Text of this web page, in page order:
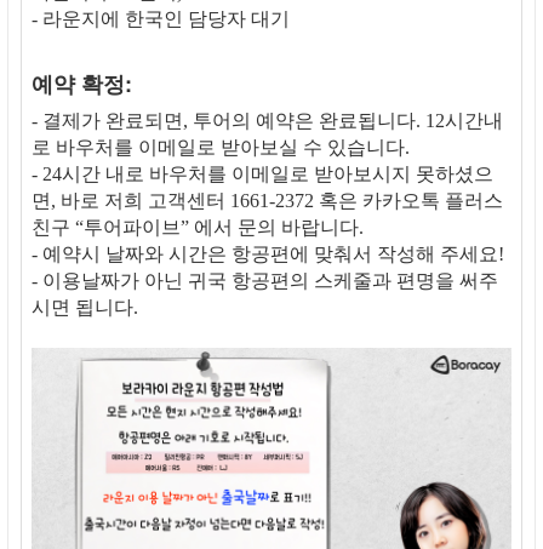
- 라운지에 한국인 담당자 대기
예약 확정:
- 결제가 완료되면, 투어의 예약은 완료됩니다. 12시간내
로 바우처를 이메일로 받아보실 수 있습니다.
- 24시간 내로 바우처를 이메일로 받아보시지 못하셨으
면, 바로 저희 고객센터 1661-2372 혹은 카카오톡 플러스
친구 “투어파이브” 에서 문의 바랍니다.
- 예약시 날짜와 시간은 항공편에 맞춰서 작성해 주세요!
- 이용날짜가 아닌 귀국 항공편의 스케줄과 편명을 써주
시면 됩니다.